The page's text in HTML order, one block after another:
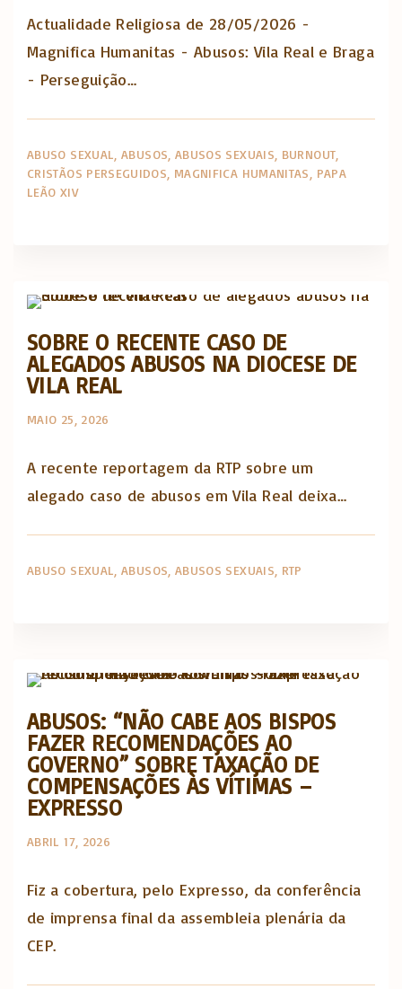
Actualidade Religiosa de 28/05/2026 -
Magnifica Humanitas - Abusos: Vila Real e Braga
- Perseguição…
ABUSO SEXUAL ABUSOS ABUSOS SEXUAIS BURNOUT
CRISTÃOS PERSEGUIDOS MAGNIFICA HUMANITAS
PAPA
LEÃO XIV
SOBRE O RECENTE CASO DE
ALEGADOS ABUSOS NA DIOCESE DE
VILA REAL
MAIO 25, 2026
A recente reportagem da RTP sobre um
alegado caso de abusos em Vila Real deixa…
ABUSO SEXUAL ABUSOS ABUSOS SEXUAIS RTP
ABUSOS: “NÃO CABE AOS BISPOS
FAZER RECOMENDAÇÕES AO
GOVERNO” SOBRE TAXAÇÃO DE
COMPENSAÇÕES ÀS VÍTIMAS –
EXPRESSO
ABRIL 17, 2026
Fiz a cobertura, pelo Expresso, da conferência
de imprensa final da assembleia plenária da
CEP.